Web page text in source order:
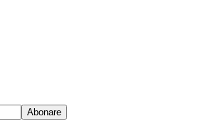
Abonare